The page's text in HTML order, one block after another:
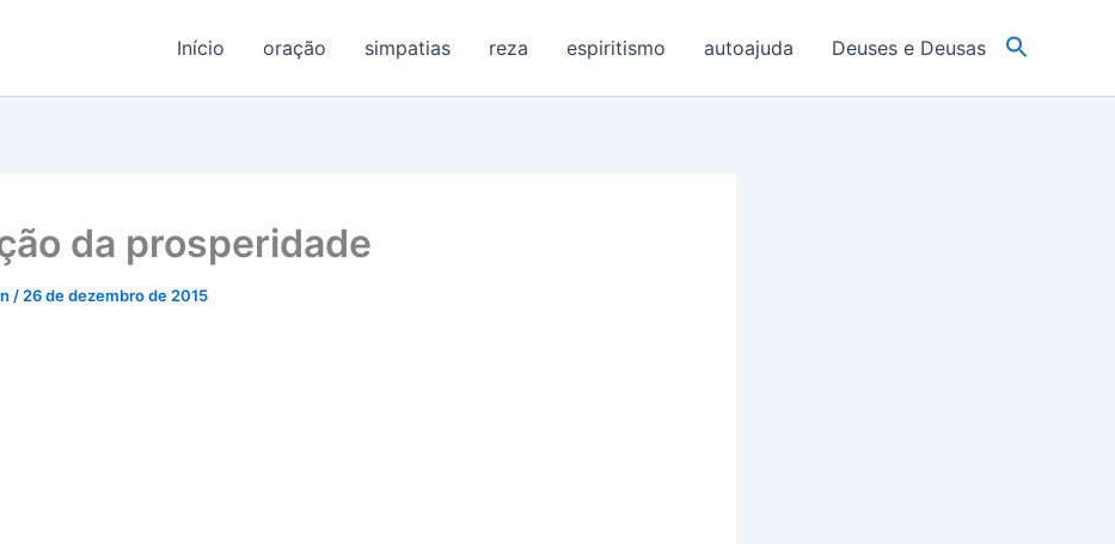
Início oração simpatias reza espiritismo autoajuda Deuses e Deusas
da prosperidade
/ 26 de dezembro de 2015